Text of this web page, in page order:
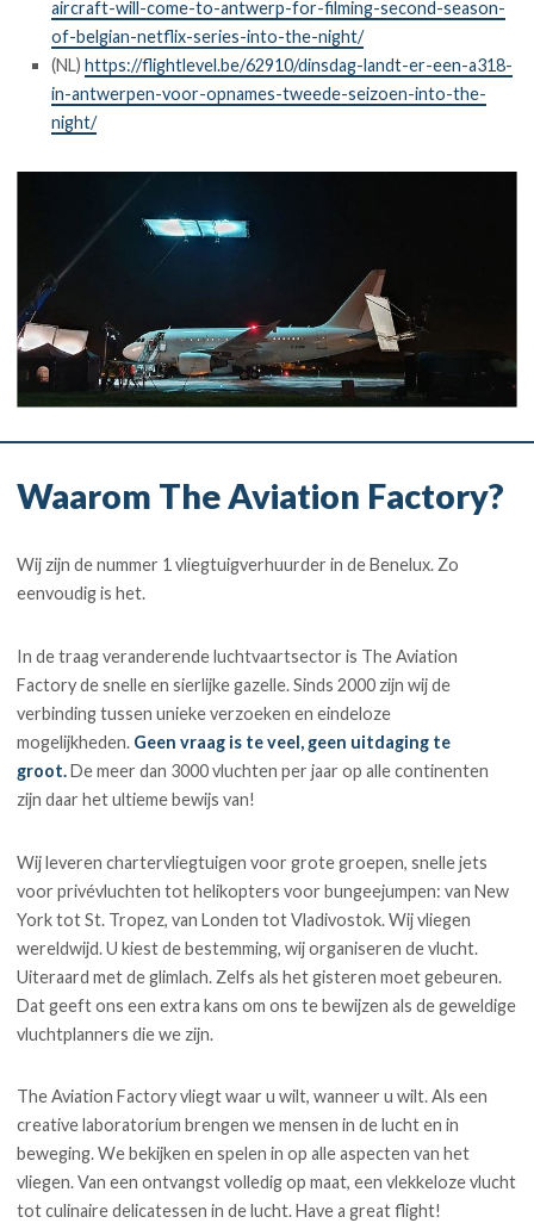
aircraft-will-come-to-antwerp-for-filming-second-season-
of-belgian-netflix-series-into-the-night/
(NL)https://flightlevel.be/62910/dinsdag-landt-er-een-a318-
in-antwerpen-voor-opnames-tweede-seizoen-into-the-
night/
Waarom The Aviation Factory?
Wij zijn de nummer 1 vliegtuigverhuurder in de Benelux. Zo
eenvoudig is het.
In de traag veranderende luchtvaartsector is The Aviation
Factory de snelle en sierlijke gazelle. Sinds 2000 zijn wij de
verbinding tussen unieke verzoeken en eindeloze
mogelijkheden. Geen vraag is te veel, geen uitdaging te
groot.De meer dan 3000 vluchten per jaar op alle continenten
zijn daar het ultieme bewijs van!
Wij leveren chartervliegtuigen voor grote groepen, snelle jets
voor privévluchten tot helikopters voor bungeejumpen: van New
York tot St. Tropez, van Londen tot Vladivostok. Wij vliegen
wereldwijd. U kiest de bestemming, wij organiseren de vlucht.
Uiteraard met de glimlach. Zelfs als het gisteren moet gebeuren.
Dat geeft ons een extra kans om ons te bewijzen als de geweldige
vluchtplanners die we zijn.
The Aviation Factory vliegt waar u wilt, wanneer u wilt. Als een
creative laboratorium brengen we mensen in de lucht en in
beweging. We bekijken en spelen in op alle aspecten van het
vliegen. Van een ontvangst volledig op maat, een vlekkeloze vlucht
tot culinaire delicatessen in de lucht. Have a great flight!